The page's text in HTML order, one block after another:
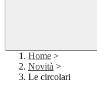
Home >
Novità >
Le circolari